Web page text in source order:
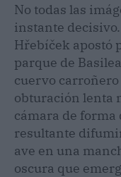
No todas las
instante
Hřebíček apostó
parque de
cuervo
obturación lenta
cámara de
resultante
ave en una
oscura que